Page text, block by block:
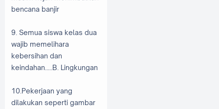
bencana banjir
9. Semua siswa kelas dua
wajib memelihara
kebersihan dan
keindahan.....B. Lingkungan
10.Pekerjaan yang
dilakukan seperti gambar